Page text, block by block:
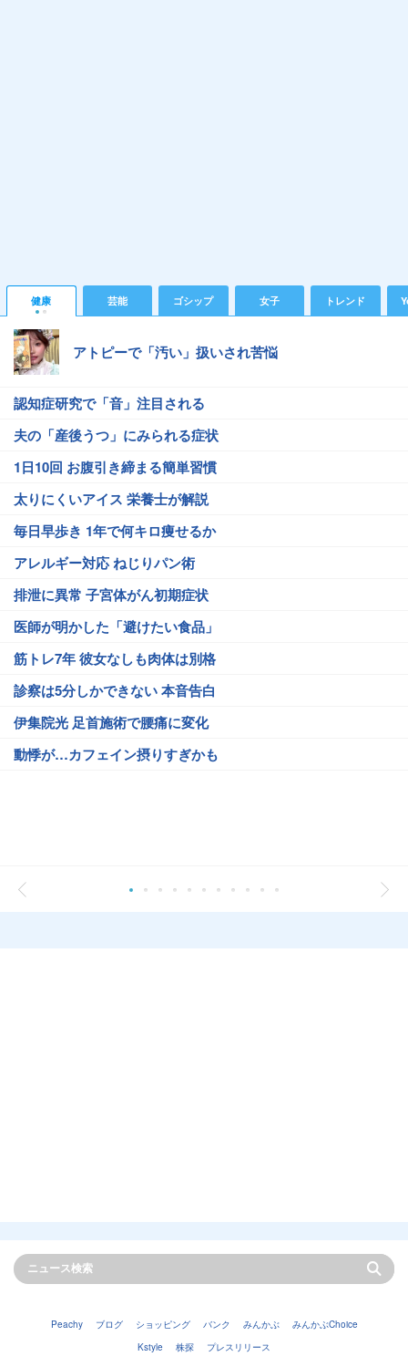
健康 芸能 ゴシップ 女子 トレンド
アトピーで「汚い」扱いされ苦悩
認知症研究で「音」注目される
夫の「産後うつ」にみられる症状
1日10回 お腹引き締まる簡単習慣
太りにくいアイス 栄養士が解説
毎日早歩き 1年で何キロ痩せるか
アレルギー対応 ねじりパン術
排泄に異常 子宮体がん初期症状
医師が明かした「避けたい食品」
筋トレ7年 彼女なしも肉体は別格
診察は5分しかできない 本音告白
伊集院光 足首施術で腰痛に変化
動悸が…カフェイン摂りすぎかも
Peachy ブログ ショッピング バンク みんかぶ
みんかぶChoice
Kstyle
株探 プレスリリース